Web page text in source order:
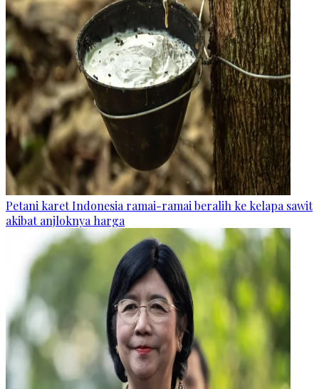
Petani karet Indonesia ramai-ramai beralih ke kelapa sawit
akibat anjloknya harga